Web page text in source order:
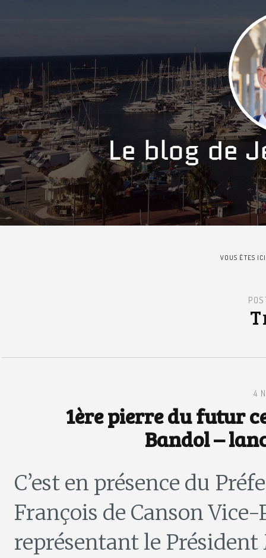
VOUS ÊTES
4
1ère pierre du futur
Bandol –
C’est en présence du
François de Canson
représentant le